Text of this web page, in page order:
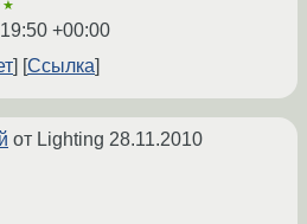
+00:00
Ссылка
от Lighting 28.11.2010